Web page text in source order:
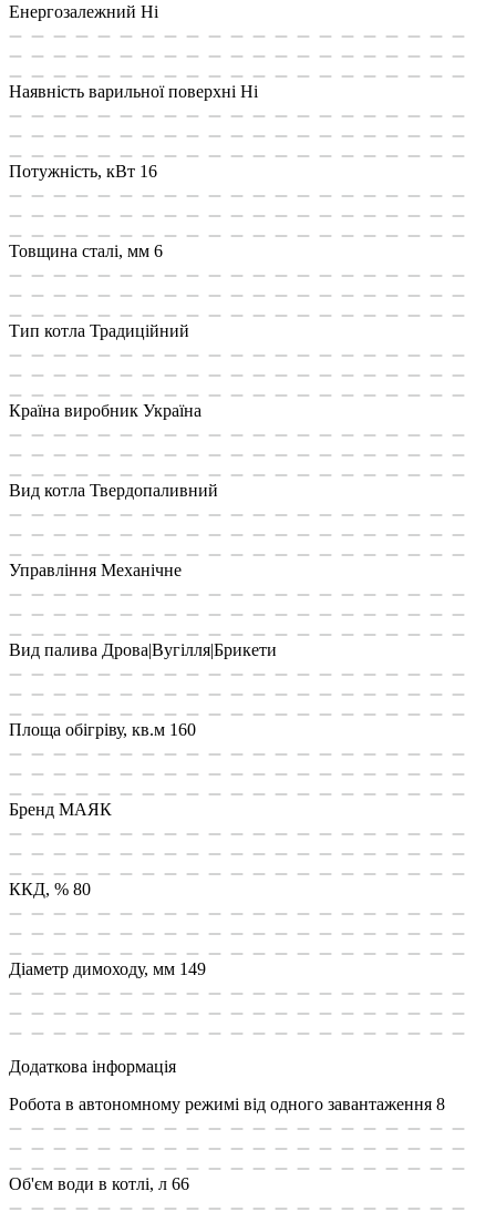
Енергозалежний Ні
Наявність варильної поверхні Ні
Потужність, кВт 16
Товщина сталі, мм 6
Тип котла Традиційний
Країна виробник Україна
Вид котла Твердопаливний
Управління Механічне
Вид палива Дрова|Вугілля|Брикети
Площа обiгрiву, кв.м 160
Бренд МАЯК
ККД, % 80
Діаметр димоходу, мм 149
Додаткова інформація
Робота в автономному режимі від одного завантаження 8
Об'єм води в котлі, л 66